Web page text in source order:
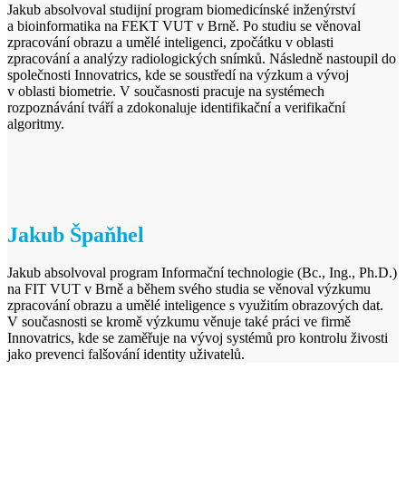
Jakub absolvoval studijní program biomedicínské inženýrství
a bioinformatika na FEKT VUT v Brně. Po studiu se věnoval
zpracování obrazu a umělé inteligenci, zpočátku v oblasti
zpracování a analýzy radiologických snímků. Následně nastoupil do
společnosti Innovatrics, kde se soustředí na výzkum a vývoj
v oblasti biometrie. V současnosti pracuje na systémech
rozpoznávání tváří a zdokonaluje identifikační a verifikační
algoritmy.
Jakub Špaňhel
Jakub absolvoval program Informační technologie (Bc., Ing., Ph.D.)
na FIT VUT v Brně a během svého studia se věnoval výzkumu
zpracování obrazu a umělé inteligence s využitím obrazových dat.
V současnosti se kromě výzkumu věnuje také práci ve firmě
Innovatrics, kde se zaměřuje na vývoj systémů pro kontrolu živosti
jako prevenci falšování identity uživatelů.